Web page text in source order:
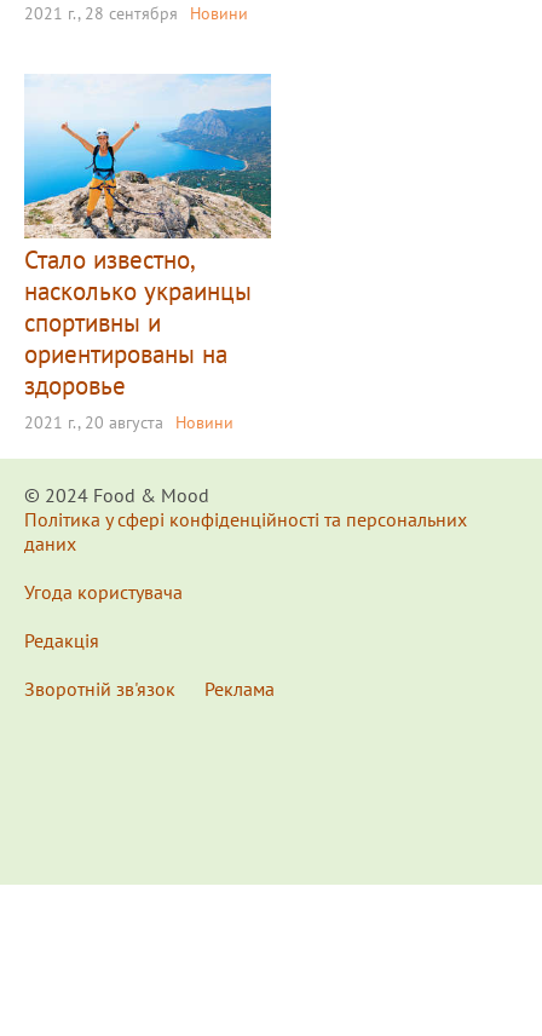
2021 г., 28 сентября Новини
Стало известно,
насколько украинцы
спортивны и
ориентированы на
здоровье
2021 г., 20 августа Новини
© 2024 Food & Мood
Політика у сфері конфіденційності та персональних
даних
Угода користувача
Редакція
Зворотній зв'язок
Реклама